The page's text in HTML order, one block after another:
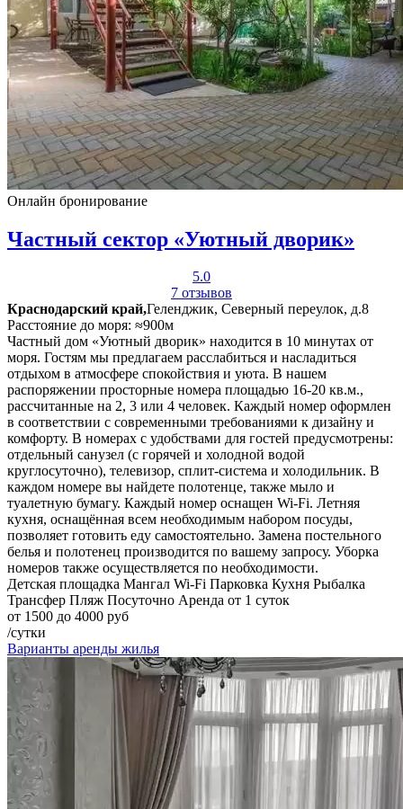
Онлайн бронирование
Частный сектор «Уютный дворик»
5.0
7 отзывов
Краснодарский край,Геленджик, Северный переулок, д.8
Расстояние до моря: ≈900м
Частный дом «Уютный дворик» находится в 10 минутах от
моря. Гостям мы предлагаем расслабиться и насладиться
отдыхом в атмосфере спокойствия и уюта. В нашем
распоряжении просторные номера площадью 16-20 кв.м.,
рассчитанные на 2, 3 или 4 человек. Каждый номер оформлен
в соответствии с современными требованиями к дизайну и
комфорту. В номерах с удобствами для гостей предусмотрены:
отдельный санузел (с горячей и холодной водой
круглосуточно), телевизор, сплит-система и холодильник. В
каждом номере вы найдете полотенце, также мыло и
туалетную бумагу. Каждый номер оснащен Wi-Fi. Летняя
кухня, оснащённая всем необходимым набором посуды,
позволяет готовить еду самостоятельно. Замена постельного
белья и полотенец производится по вашему запросу. Уборка
номеров также осуществляется по необходимости.
Детская площадка Мангал Wi-Fi Парковка Кухня Рыбалка
Трансфер Пляж Посуточно Аренда от 1 суток
от 1500 до 4000 руб
/сутки
Варианты аренды жилья